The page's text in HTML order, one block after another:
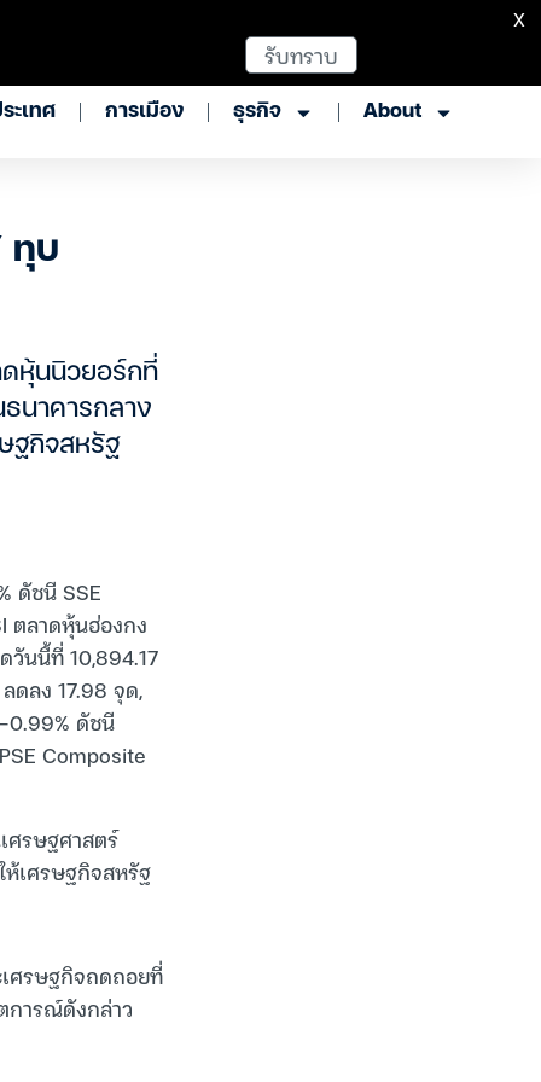
ะเทศ การเมือง ธุรกิจ About
ทุบ
ดหุ้นนิวยอร์กที่
นาคารกลาง
ฐกิจสหรัฐ
ดัชนี SSE
ตลาดหุ้นฮ่องกง
วันนี้ที่ 10,894.17
ดลง 17.98 จุด,
0.99% ดัชนี
Composite
ศรษฐศาสตร์
ห้เศรษฐกิจสหรัฐ
เศรษฐกิจถดถอยที่
การณ์ดังกล่าว
รับทราบ
X